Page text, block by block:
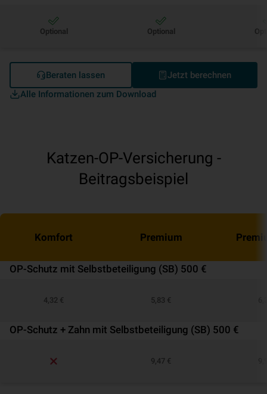
Optional Optional
Alle Informationen zum Download
Beraten lassen Jetzt berechnen
Katzen-OP-Versicherung -
Beitragsbeispiel
Komfort Premium
OP-Schutz mit Selbstbeteiligung (SB) 500 €
4,32 € 5,83 €
OP-Schutz + Zahn mit Selbstbeteiligung (SB) 500 €
9,47 €